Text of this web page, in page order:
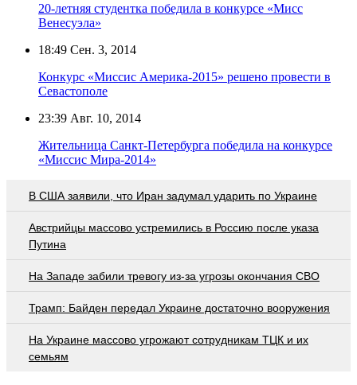
20-летняя студентка победила в конкурсе «Мисс
Венесуэла»
18:49 Сен. 3, 2014
Конкурс «Миссис Америка-2015» решено провести в
Севастополе
23:39 Авг. 10, 2014
Жительница Санкт-Петербурга победила на конкурсе
«Миссис Мира-2014»
В США заявили, что Иран задумал ударить по Украине
Австрийцы массово устремились в Россию после указа
Путина
На Западе забили тревогу из-за угрозы окончания СВО
Трамп: Байден передал Украине достаточно вооружения
На Украине массово угрожают сотрудникам ТЦК и их
семьям